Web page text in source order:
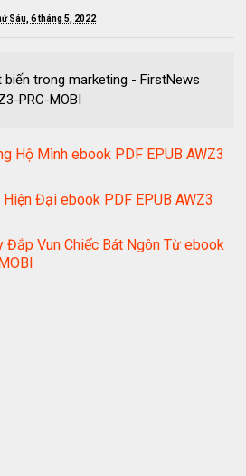
Sáu, 6 tháng 5, 2022
biến trong marketing - FirstNews
PRC-MOBI
Hộ Mình ebook PDF EPUB AWZ3
Đại ebook PDF EPUB AWZ3
Đắp Vun Chiếc Bát Ngôn Từ ebook